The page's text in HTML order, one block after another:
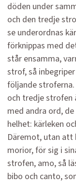
döden under
och den tredje
se underordnas
förknippas med
står ensamma,
strof, så
följande stroferna.
och tredje strofen
med andra ord,
helhet: kärleken
Däremot, utan att
morior, för sig i
strofen, amo, så
bibo och canto,